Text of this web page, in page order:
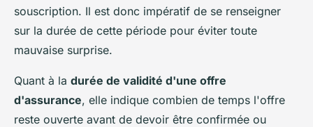
souscription. Il est donc impératif de se renseigner
sur la durée de cette période pour éviter toute
mauvaise surprise.
Quant à la durée de validité d'une offre
d'assurance, elle indique combien de temps l'offre
reste ouverte avant de devoir être confirmée ou